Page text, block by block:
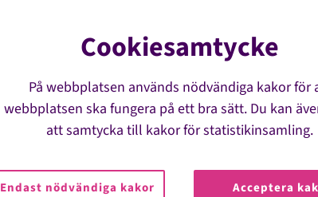
som
Cookiesamtycke
På webbplatsen används nödvändiga kakor för
webbplatsen ska fungera på ett bra sätt. Du kan
att samtycka till kakor för statistikinsamling.
Endast nödvändiga kakor Acceptera